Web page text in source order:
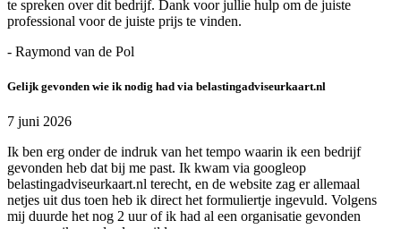
te spreken over dit bedrijf. Dank voor jullie hulp om de juiste
professional voor de juiste prijs te vinden.
- Raymond van de Pol
Gelijk gevonden wie ik nodig had via belastingadviseurkaart.nl
7 juni 2026
Ik ben erg onder de indruk van het tempo waarin ik een bedrijf
gevonden heb dat bij me past. Ik kwam via googleop
belastingadviseurkaart.nl terecht, en de website zag er allemaal
netjes uit dus toen heb ik direct het formuliertje ingevuld. Volgens
mij duurde het nog 2 uur of ik had al een organisatie gevonden